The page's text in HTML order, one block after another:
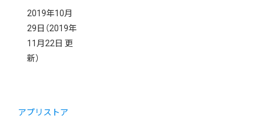
2019年10月
29日 （2019年
11月22日 更
新）
アプリストア